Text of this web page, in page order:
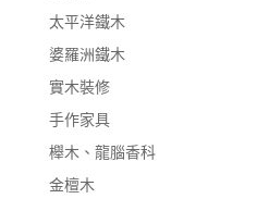
太平洋鐵木
婆羅洲鐵木
實木裝修
手作家具
櫸木、龍腦香科
金檀木